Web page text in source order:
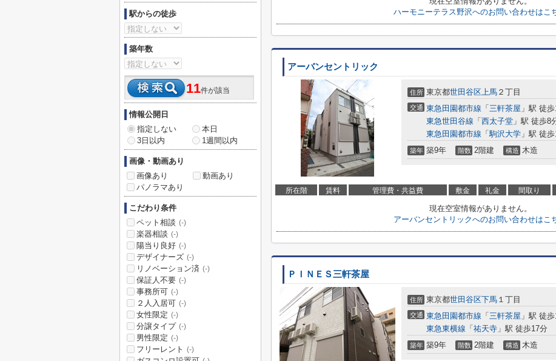
ハーモニーテラス野沢へのお問い合わせはこ
アーバンセントリック
住所 東京都世田谷区上馬 ２丁目
交通 東急田園都市線 「 三軒茶屋 」駅 徒
東急世田谷線 「 西太子堂 」駅 徒歩8
東急田園都市線 「駒沢大学 」駅 徒
築年 築9年 階数 2階建 構造 木造
所在階 賃料 管理費・共益費 敷金 礼金 間取り
現在空室情報がありません。
アーバンセントリックへのお問い合わせはこ
ＰＩＮＥＳ三軒茶屋
住所 東京都世田谷区下馬 １丁目
交通 東急田園都市線 「 三軒茶屋 」駅 徒
東急東横線 「 祐天寺 」駅 徒歩17分
築年 築9年 階数 2階建 構造 木造
駅からの徒歩
築年数
11件が該当
情報公開日
指定しない
本日
3日以内
1週間以内
画像・動画あり
画像あり
動画あり
パノラマあり
こだわり条件
ペット相談 (-)
楽器相談 (-)
陽当り良好 (-)
デザイナーズ (-)
リノベーション済 (-)
保証人不要 (-)
事務所可 (-)
２人入居可 (-)
女性限定 (-)
分譲タイプ (-)
男性限定 (-)
フリーレント (-)